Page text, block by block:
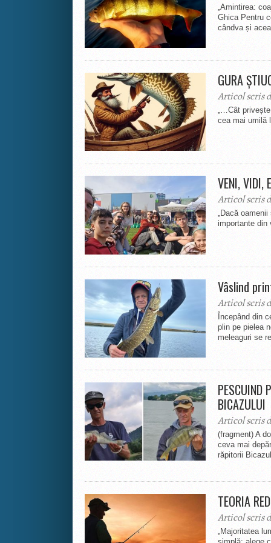
„Amintirea:
Ghica Pentru
cândva și
GURA
Articol scris
„…Cât
cea mai umilă
VENI,
Articol scris
„Dacă
importante din
Vâslind
Articol scris
Începând din
plin pe pielea
meleaguri se
PESCUIND
BICAZULUI
Articol scris
(fragment) A
ceva mai
răpitorii
TEORIA
Articol scris
„Majoritatea